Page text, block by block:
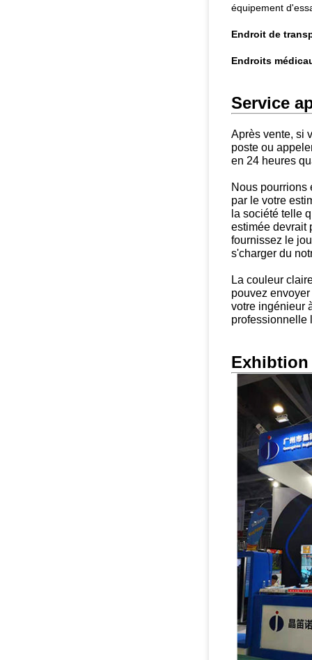
équipement
Endroit de
Endroits
Service
Après vente, si
poste ou
en 24 heures
Nous pourrions
par le votre
la société telle
estimée devrait
fournissez le
s'charger du
La couleur
pouvez envoyer
votre ingénieur
professionnelle
Exhibtion